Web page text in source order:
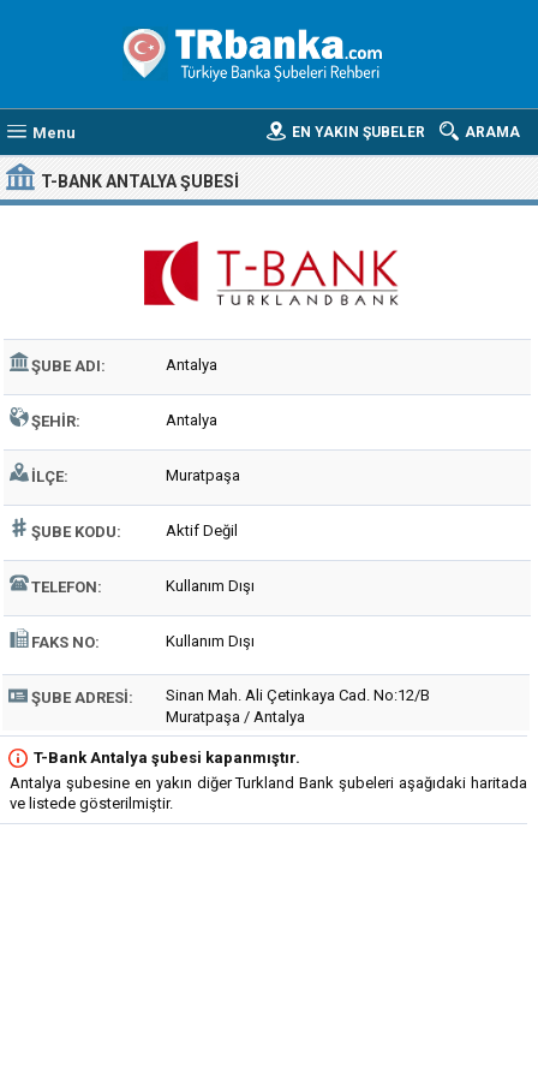
Menu ARAMA
EN YAKIN ŞUBELER
T-BANK ANTALYA ŞUBESI
ŞUBE ADI: Antalya
ŞEHIR: Antalya
İLÇE: Muratpaşa
ŞUBE KODU: Aktif Değil
TELEFON: Kullanım Dışı
FAKS NO: Kullanım Dışı
ŞUBE ADRESI:
Sinan Mah. Ali Çetinkaya Cad. No:12/B
Muratpaşa / Antalya
T-Bank Antalya şubesi kapanmıştır.
Antalya şubesine en yakın diğer Turkland Bank şubeleri aşağıdaki haritada
ve listede gösterilmiştir.